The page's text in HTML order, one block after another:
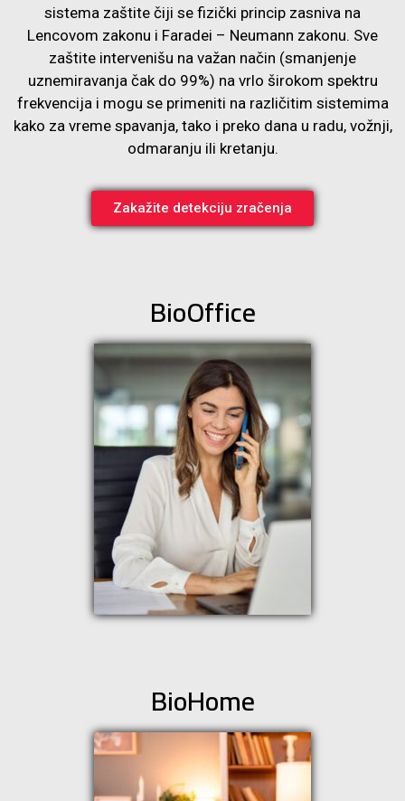
sistema zaštite čiji se fizički princip zasniva na
Lencovom zakonu i Faradei – Neumann zakonu. Sve
zaštite intervenišu na važan način (smanjenje
uznemiravanja čak do 99%) na vrlo širokom spektru
frekvencija i mogu se primeniti na različitim sistemima
kako za vreme spavanja, tako i preko dana u radu, vožnji,
odmaranju ili kretanju.
Zakažite detekciju zračenja
BioOffice
BioHome